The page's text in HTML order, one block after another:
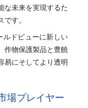
な未来を実現するた
す。
ルドビューに新しい
作物保護製品と豊饒
易にそしてより透明
場プレイヤー